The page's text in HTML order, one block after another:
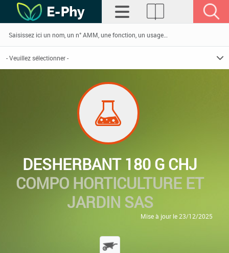
DESHERBANT 180 G CHJ
COMPO HORTICULTURE ET
JARDIN SAS
Mise à jour le 23/12/2025